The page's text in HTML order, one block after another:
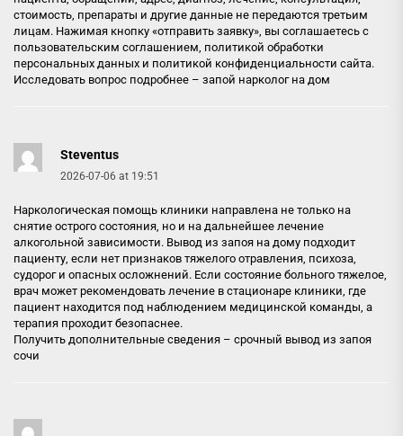
стоимость, препараты и другие данные не передаются третьим
лицам. Нажимая кнопку «отправить заявку», вы соглашаетесь с
пользовательским соглашением, политикой обработки
персональных данных и политикой конфиденциальности сайта.
Исследовать вопрос подробнее – запой нарколог на дом
Steventus
2026-07-06 at 19:51
Наркологическая помощь клиники направлена не только на
снятие острого состояния, но и на дальнейшее лечение
алкогольной зависимости. Вывод из запоя на дому подходит
пациенту, если нет признаков тяжелого отравления, психоза,
судорог и опасных осложнений. Если состояние больного тяжелое,
врач может рекомендовать лечение в стационаре клиники, где
пациент находится под наблюдением медицинской команды, а
терапия проходит безопаснее.
Получить дополнительные сведения – срочный вывод из запоя
сочи